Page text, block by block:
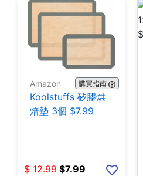
Amazon 購買指南
Koolstuffs 矽膠烘
焙墊 3個 $7.99
$ 12.99 $7.99